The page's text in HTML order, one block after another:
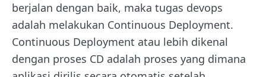
berjalan dengan baik, maka tugas devops
adalah melakukan Continuous Deployment.
Continuous Deployment atau lebih dikenal
dengan proses CD adalah proses yang dimana